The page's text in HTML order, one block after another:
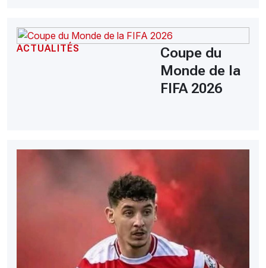
ACTUALITÉS
Coupe du
Monde de la
FIFA 2026